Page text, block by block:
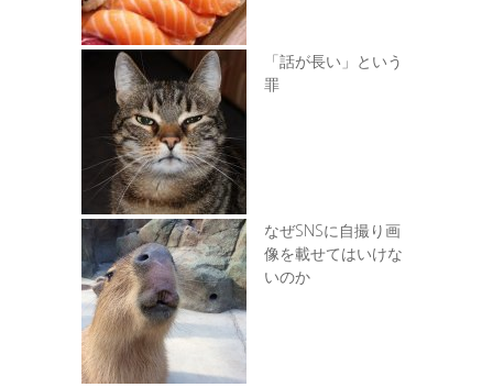
「話が長い」という
罪
なぜSNSに自撮り画
像を載せてはいけな
いのか